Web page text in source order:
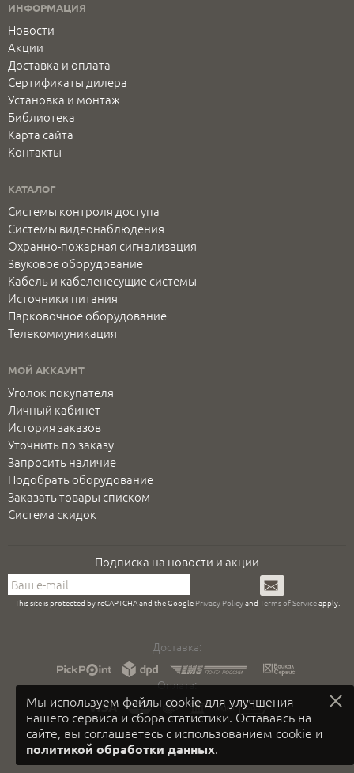
Мы используем файлы cookie для улучшения
нашего сервиса и сбора статистики. Оставаясь на
сайте, вы соглашаетесь с использованием cookie и
политикой обработки данных.
ИНФОРМАЦИЯ
Новости
Акции
Доставка и оплата
Сертификаты дилера
Установка и монтаж
Библиотека
Карта сайта
Контакты
КАТАЛОГ
Системы контроля доступа
Системы видеонаблюдения
Охранно-пожарная сигнализация
Звуковое оборудование
Кабель и кабеленесущие системы
Источники питания
Парковочное оборудование
Телекоммуникация
МОЙ АККАУНТ
Уголок покупателя
Личный кабинет
История заказов
Уточнить по заказу
Запросить наличие
Подобрать оборудование
Заказать товары списком
Система скидок
Подписка на новости и акции
Подписаться
This site is protected by reCAPTCHA and the Google Privacy Policyand Terms of Serviceapply.
Доставка:
Оплата: